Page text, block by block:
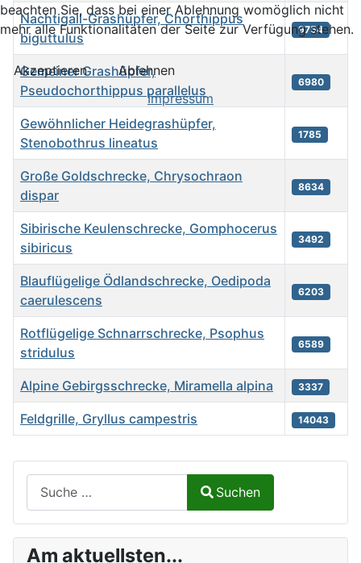
Nachtigall-Grashüpfer, Chorthippus
biguttulus
9754
Gemeiner Grashüpfer,
Pseudochorthippus parallelus
6980
Gewöhnlicher Heidegrashüpfer,
Stenobothrus lineatus
1785
Große Goldschrecke, Chrysochraon
dispar
8634
Sibirische Keulenschrecke, Gomphocerus
sibiricus
3492
Blauflügelige Ödlandschrecke, Oedipoda
caerulescens
6203
Rotflügelige Schnarrschrecke, Psophus
stridulus
6589
Alpine Gebirgsschrecke, Miramella alpina 3337
Feldgrille, Gryllus campestris 14043
Type 2 or more characters for results.
Suchen
Am aktuellsten...
beachten Sie, dass bei einer Ablehnung womöglich nicht
mehr alle Funktionalitäten der Seite zur Verfügung stehen.
Akzeptieren
Ablehnen
Impressum